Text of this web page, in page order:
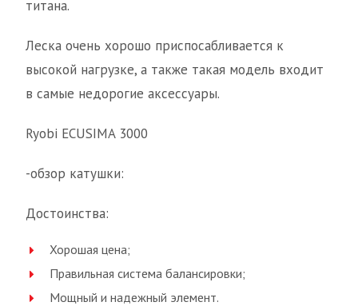
титана.
Леска очень хорошо приспосабливается к
высокой нагрузке, а также такая модель входит
в самые недорогие аксессуары.
Ryobi ECUSIMA 3000
-обзор катушки:
Достоинства:
Хорошая цена;
Правильная система балансировки;
Мощный и надежный элемент.